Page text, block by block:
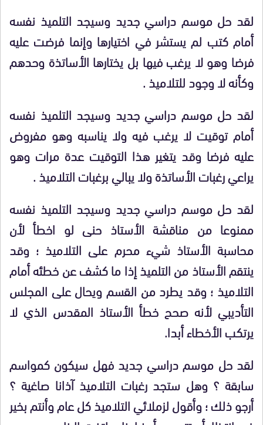
لقد حل موسم دراسي جديد وسيجد التلميذ نفسه
أمام كتب لم يستشر في اختيارها وإنما فرضت عليه
فرضا وهو لا يرغب فيها بل يختارها الأساتذة وحدهم
وكأنه لا وجود للتلاميذ .
لقد حل موسم دراسي جديد وسيجد التلميذ نفسه
أمام توقيت لا يرغب فيه ولا يناسبه وهو مفروض
عليه فرضا وقد يتغير هذا التوقيت عدة مرات وهو
يراعي رغبات الأساتذة ولا يبالي برغبات التلاميذ .
لقد حل موسم دراسي جديد وسيجد التلميذ نفسه
ممنوعا من مناقشة الأستاذ حنى لو اخطأ لأن
محاسبة الأستاذ شيء محرم على التلاميذ ؛ وقد
ينتقم الأستاذ من التلميذ إذا ما كشف عن خطئه أمام
التلاميذ ؛ وقد يطرد من القسم ويحال على المجلس
التأديبي لأنه صحح خطأ الأستاذ المقدس الذي لا
يرتكب الأخطاء أبدا.
لقد حل موسم دراسي جديد فهل سيكون كمواسم
سابقة ؟ وهل ستجد رغبات التلاميذ آذانا صاغية ؟
أرجو ذلك ؛ وأقول لزملائي التلاميذ كل عام وأنتم بخير